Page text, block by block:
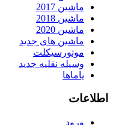
ماشین 2017
ماشین 2018
ماشین 2020
ماشین های جدید
موتورسیکلت
وسیله نقلیه جدید
یاماها
اطلاعات
ورود